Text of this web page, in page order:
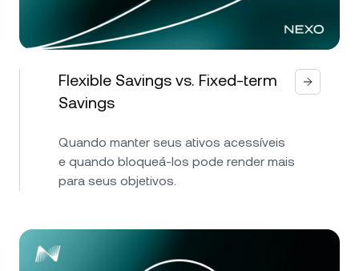
Flexible Savings vs. Fixed-term
Savings
Quando manter seus ativos acessíveis
e quando bloqueá-los pode render mais
para seus objetivos.